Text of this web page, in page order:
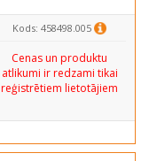
Kods: 458498.005
Cenas un produktu
atlikumi ir redzami tikai
reģistrētiem lietotājiem